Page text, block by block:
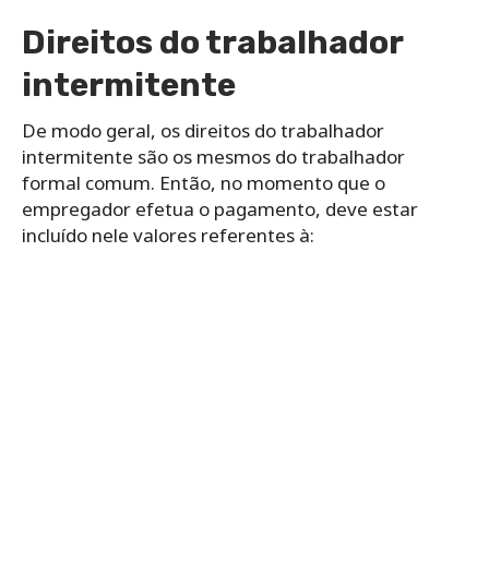
Direitos do trabalhador
intermitente
De modo geral, os direitos do trabalhador
intermitente são os mesmos do trabalhador
formal comum. Então, no momento que o
empregador efetua o pagamento, deve estar
incluído nele valores referentes à: